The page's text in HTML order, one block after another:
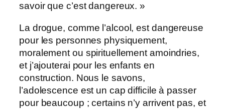
savoir que c’est dangereux. »
La drogue, comme l’alcool, est dangereuse
pour les personnes physiquement,
moralement ou spirituellement amoindries,
et j’ajouterai pour les enfants en
construction. Nous le savons,
l’adolescence est un cap difficile à passer
pour beaucoup ; certains n’y arrivent pas, et